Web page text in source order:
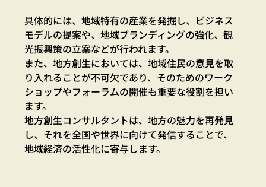
具体的には、地域特有の産業を発掘し、ビジネス
モデルの提案や、地域ブランディングの強化、観
光振興策の立案などが行われます。
また、地方創生においては、地域住民の意見を取
り入れることが不可欠であり、そのためのワーク
ショップやフォーラムの開催も重要な役割を担い
ます。
地方創生コンサルタントは、地方の魅力を再発見
し、それを全国や世界に向けて発信することで、
地域経済の活性化に寄与します。